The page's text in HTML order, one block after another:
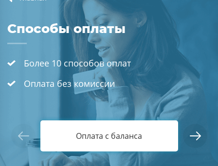
Способы оплаты
Более 10 способов оплат
Оплата без комиссии
Оплата с баланса